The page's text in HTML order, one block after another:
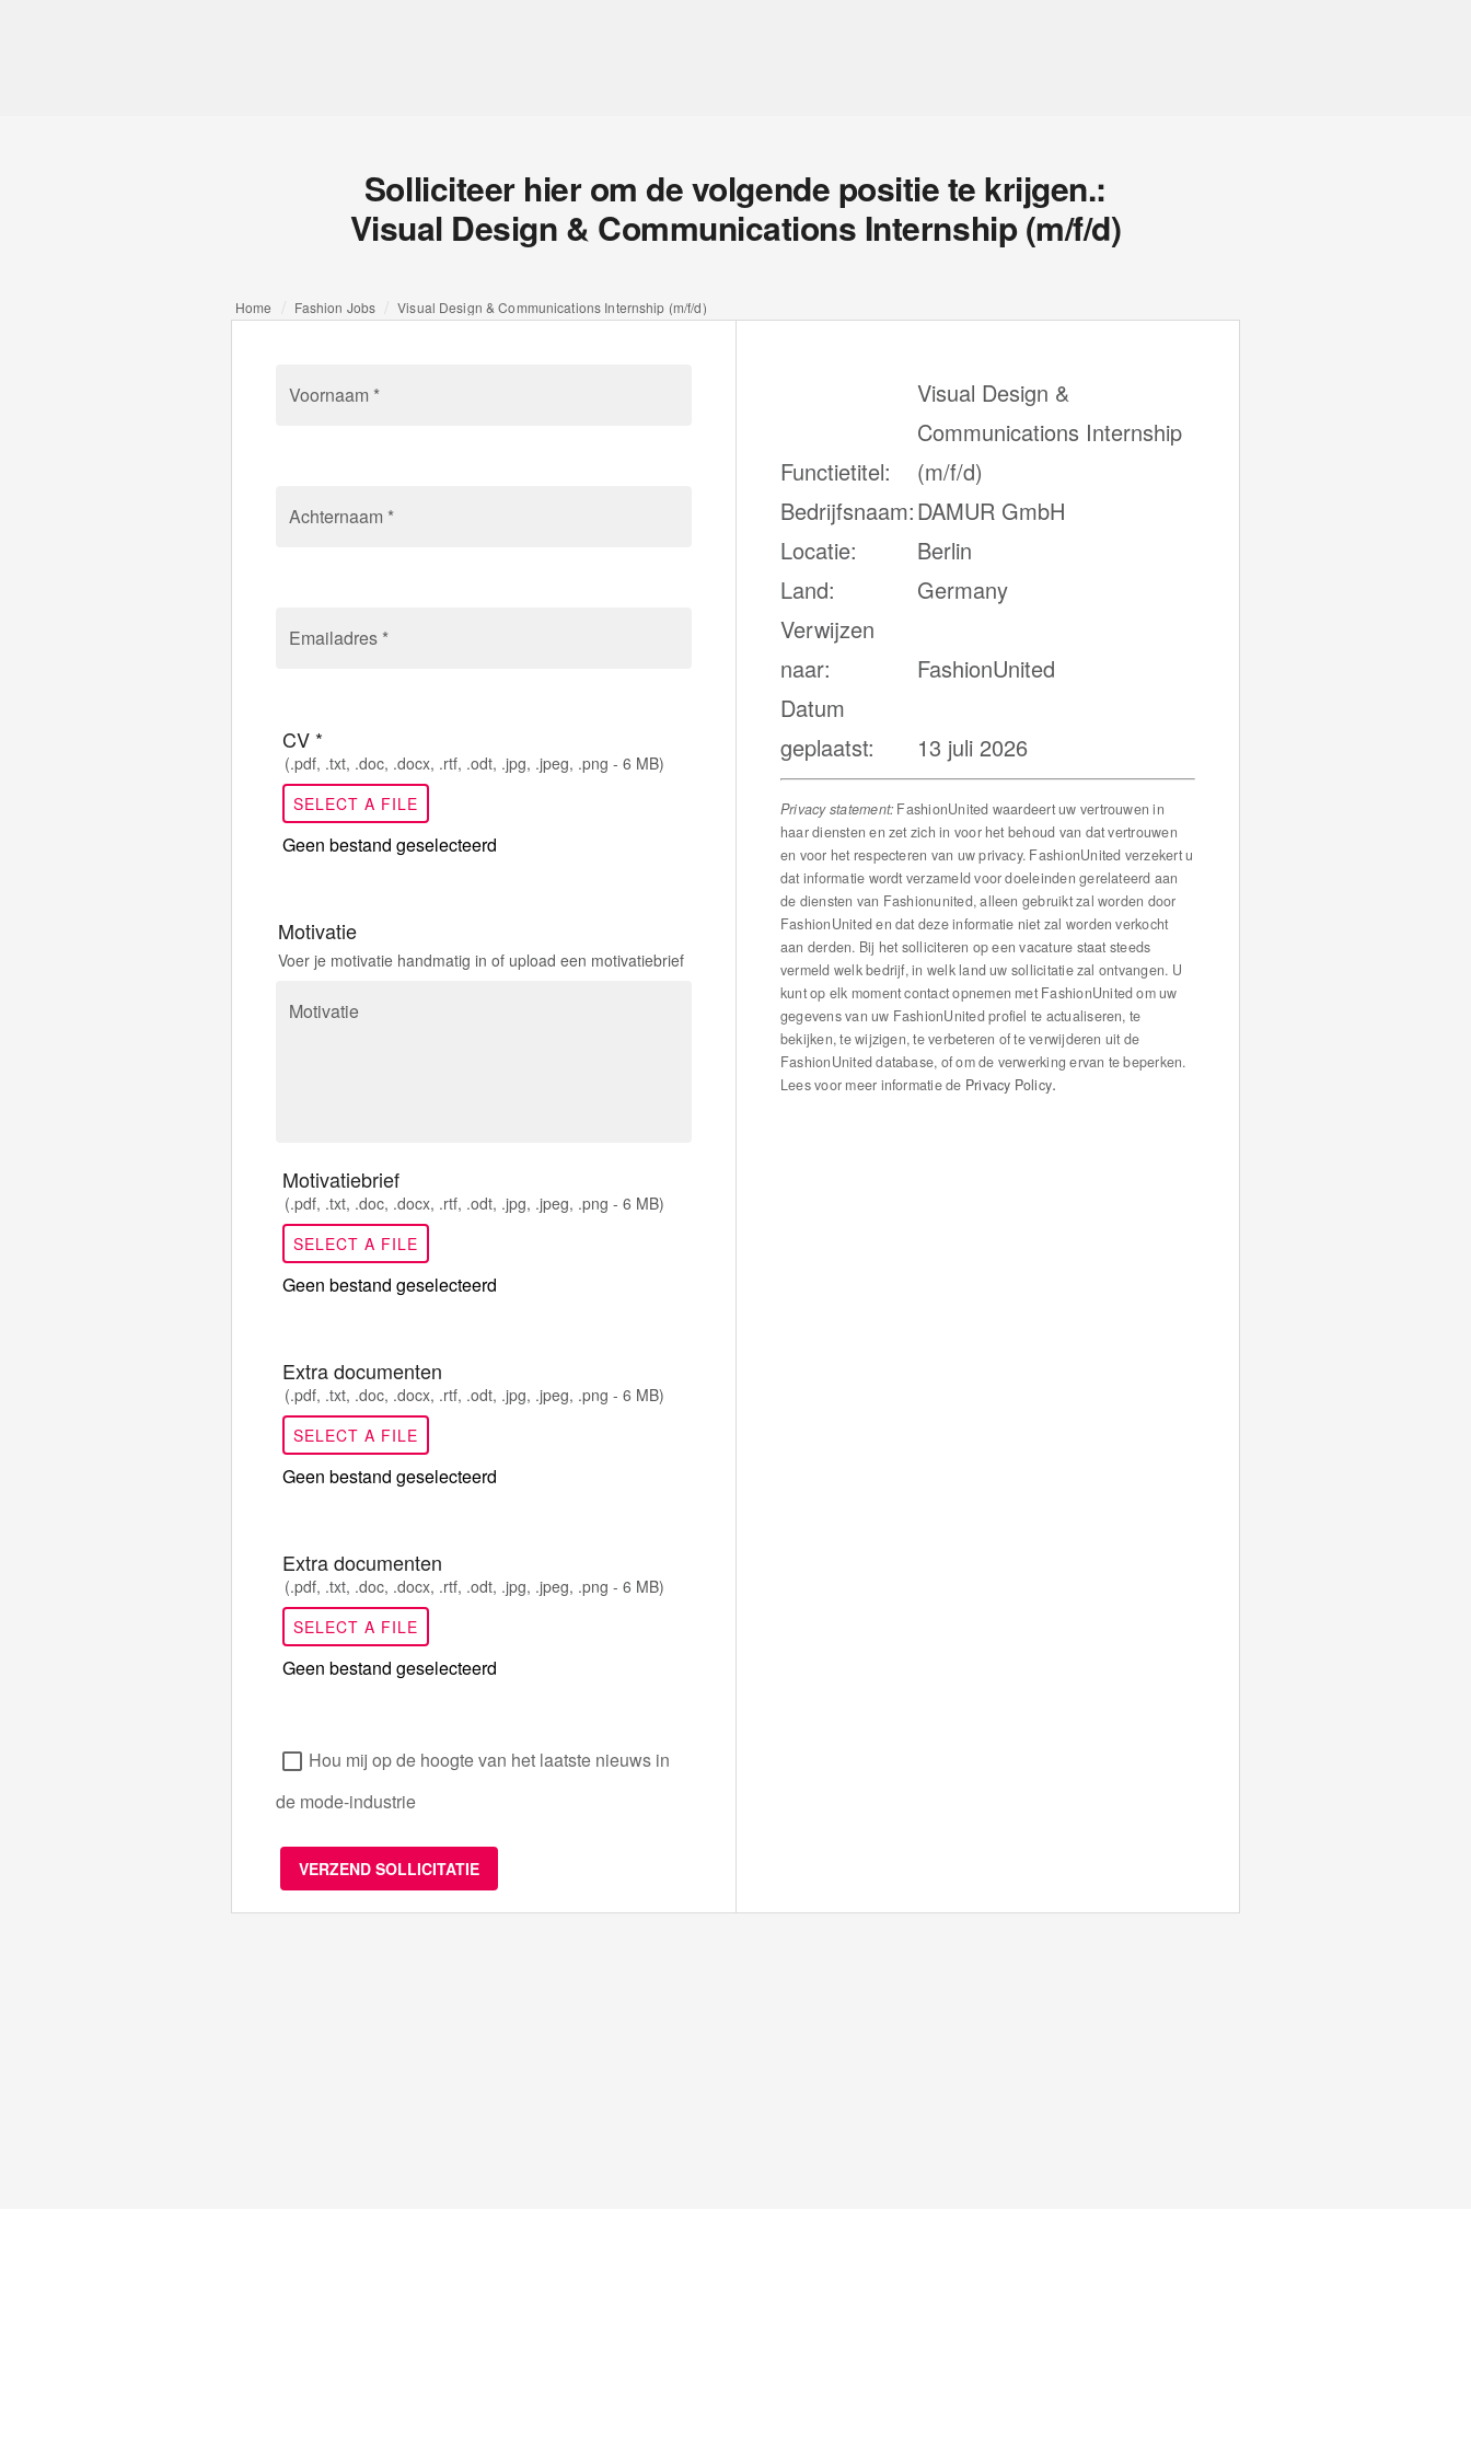
Solliciteer hier om de volgende positie te krijgen.:
Visual Design & Communications Internship (m/f/d)
Home Fashion Jobs Visual Design & Communications Internship (m/f/d)
Voornaam *
Achternaam *
Emailadres *
CV *
(.pdf, .txt, .doc, .docx, .rtf, .odt, .jpg, .jpeg, .png - 6 MB)
SELECT A FILE
Geen bestand geselecteerd
Motivatie
Voer je motivatie handmatig in of upload een motivatiebrief
Motivatie
Motivatiebrief
(.pdf, .txt, .doc, .docx, .rtf, .odt, .jpg, .jpeg, .png - 6 MB)
SELECT A FILE
Geen bestand geselecteerd
Extra documenten
(.pdf, .txt, .doc, .docx, .rtf, .odt, .jpg, .jpeg, .png - 6 MB)
SELECT A FILE
Geen bestand geselecteerd
Extra documenten
(.pdf, .txt, .doc, .docx, .rtf, .odt, .jpg, .jpeg, .png - 6 MB)
SELECT A FILE
Geen bestand geselecteerd
Hou mij op de hoogte van het laatste nieuws in
de mode-industrie
VERZEND SOLLICITATIE
Functietitel:
Visual Design &
Communications Internship
(m/f/d)
Bedrijfsnaam:DAMUR GmbH
Locatie:
Berlin
Land:
Germany
Verwijzen
naar:
FashionUnited
Datum
geplaatst:
13 juli 2026
Privacy statement: FashionUnited waardeert uw vertrouwen in
haar diensten en zet zich in voor het behoud van dat vertrouwen
en voor het respecteren van uw privacy. FashionUnited verzekert u
dat informatie wordt verzameld voor doeleinden gerelateerd aan
de diensten van Fashionunited, alleen gebruikt zal worden door
FashionUnited en dat deze informatie niet zal worden verkocht
aan derden. Bij het solliciteren op een vacature staat steeds
vermeld welk bedrijf, in welk land uw sollicitatie zal ontvangen. U
kunt op elk moment contact opnemen met FashionUnited om uw
gegevens van uw FashionUnited profiel te actualiseren, te
bekijken, te wijzigen, te verbeteren of te verwijderen uit de
FashionUnited database, of om de verwerking ervan te beperken.
Lees voor meer informatie de Privacy Policy.